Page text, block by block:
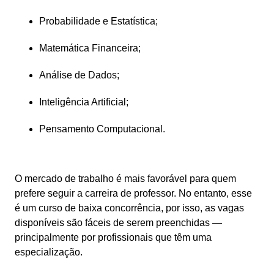
Probabilidade e Estatística;
Matemática Financeira;
Análise de Dados;
Inteligência Artificial;
Pensamento Computacional.
O mercado de trabalho é mais favorável para quem
prefere seguir a carreira de professor. No entanto, esse
é um curso de baixa concorrência, por isso, as vagas
disponíveis são fáceis de serem preenchidas —
principalmente por profissionais que têm uma
especialização.